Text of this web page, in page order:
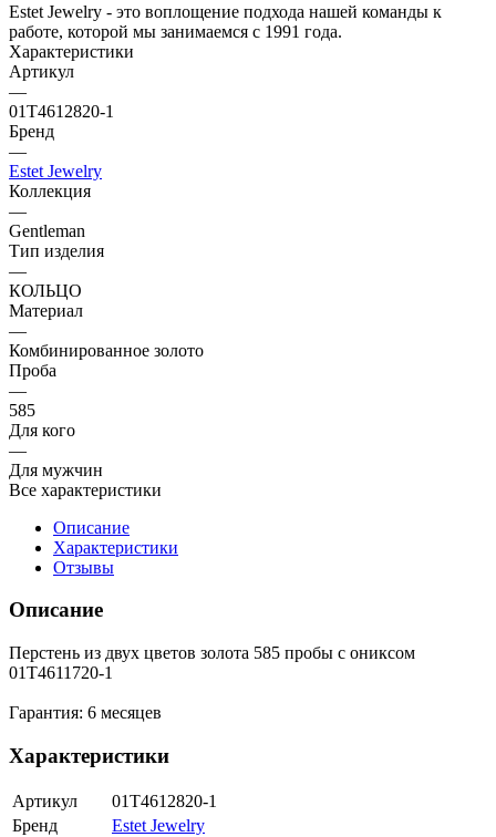
Estet Jewelry - это воплощение подхода нашей команды к
работе, которой мы занимаемся с 1991 года.
Характеристики
Артикул
—
01Т4612820-1
Бренд
—
Estet Jewelry
Коллекция
—
Gentleman
Тип изделия
—
КОЛЬЦО
Материал
—
Комбинированное золото
Проба
—
585
Для кого
—
Для мужчин
Все характеристики
Описание
Характеристики
Отзывы
Описание
Перстень из двух цветов золота 585 пробы с ониксом
01Т4611720-1
Гарантия: 6 месяцев
Характеристики
Артикул
01Т4612820-1
Бренд
Estet Jewelry